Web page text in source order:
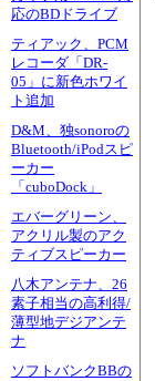
応のBDドライブ
ティアック、PCM
レコーダ「DR-
05」に新色ホワイ
ト追加
D&M、独sonoroの
Bluetooth/iPodスピ
ーカー
「cuboDock」
エバーグリーン、
アクリル製のアク
ティブスピーカー
八木アンテナ、26
素子相当の高利得/
薄型地デジアンテ
ナ
ソフトバンクBBの